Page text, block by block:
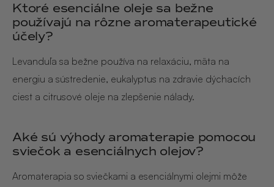
Ktoré esenciálne oleje sa bežne
používajú na rôzne aromaterapeutické
účely?
Levanduľa sa bežne používa na relaxáciu, mäta na
energiu a sústredenie, eukalyptus na zdravie dýchacích
ciest a citrusové oleje na zlepšenie nálady.
Aké sú výhody aromaterapie pomocou
sviečok a esenciálnych olejov?
Aromaterapia so sviečkami a esenciálnymi olejmi môže